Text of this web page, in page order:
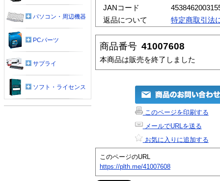
JANコード
返品について
特定商取引法
商品番号 41007608
本商品は販売を終了しました
このページを印刷する
メールでURLを送る
お気に入りに追加する
このページのURL
https://plth.me/41007608
パソコン・周辺機器
PCパーツ
サプライ
ソフト・ライセンス